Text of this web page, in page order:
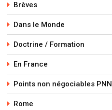
Brèves
Dans le Monde
Doctrine / Formation
En France
Points non négociables PNN
Rome